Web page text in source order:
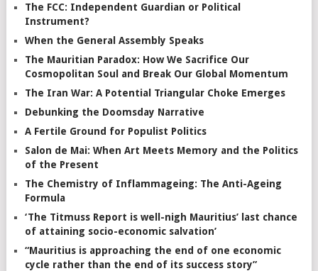
The FCC: Independent Guardian or Political
Instrument?
When the General Assembly Speaks
The Mauritian Paradox: How We Sacrifice Our
Cosmopolitan Soul and Break Our Global Momentum
The Iran War: A Potential Triangular Choke Emerges
Debunking the Doomsday Narrative
A Fertile Ground for Populist Politics
Salon de Mai: When Art Meets Memory and the Politics
of the Present
The Chemistry of Inflammageing: The Anti-Ageing
Formula
‘The Titmuss Report is well-nigh Mauritius’ last chance
of attaining socio-economic salvation’
“Mauritius is approaching the end of one economic
cycle rather than the end of its success story”